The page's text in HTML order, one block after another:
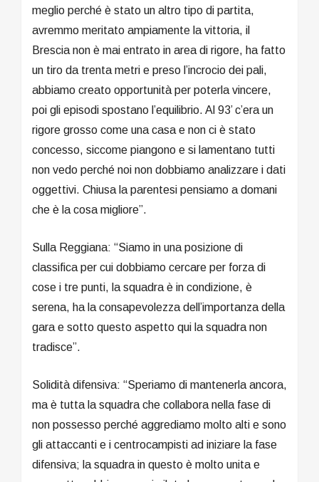
meglio perché è stato un altro tipo di partita,
avremmo meritato ampiamente la vittoria, il
Brescia non è mai entrato in area di rigore, ha fatto
un tiro da trenta metri e preso l’incrocio dei pali,
abbiamo creato opportunità per poterla vincere,
poi gli episodi spostano l’equilibrio. Al 93’ c’era un
rigore grosso come una casa e non ci è stato
concesso, siccome piangono e si lamentano tutti
non vedo perché noi non dobbiamo analizzare i dati
oggettivi. Chiusa la parentesi pensiamo a domani
che è la cosa migliore”.
Sulla Reggiana: “Siamo in una posizione di
classifica per cui dobbiamo cercare per forza di
cose i tre punti, la squadra è in condizione, è
serena, ha la consapevolezza dell’importanza della
gara e sotto questo aspetto qui la squadra non
tradisce”.
Solidità difensiva: “Speriamo di mantenerla ancora,
ma è tutta la squadra che collabora nella fase di
non possesso perché aggrediamo molto alti e sono
gli attaccanti e i centrocampisti ad iniziare la fase
difensiva; la squadra in questo è molto unita e